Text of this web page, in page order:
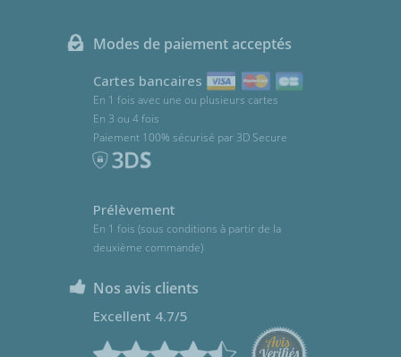
Modes de paiement acceptés
Cartes bancaires
En 1 fois avec une ou plusieurs cartes
En 3 ou 4 fois
Paiement 100% sécurisé par 3D Secure
Prélèvement
En 1 fois (sous conditions à partir de la
deuxième commande)
Nos avis clients
Excellent 4.7/5